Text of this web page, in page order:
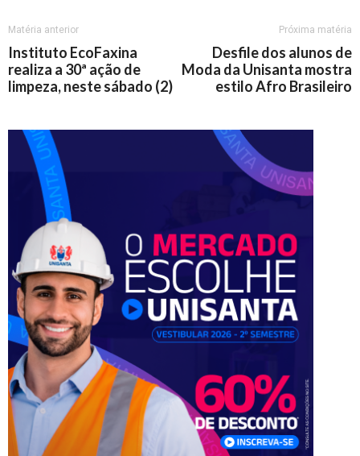
Matéria anterior
Instituto EcoFaxina
realiza a 30ª ação de
limpeza, neste sábado (2)
Próxima matéria
Desfile dos alunos de
Moda da Unisanta mostra
estilo Afro Brasileiro